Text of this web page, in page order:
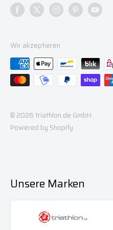
Heide
Wir akzeptieren
© 2026 triathlon.de GmbH
Powered by Shopify
Unsere Marken